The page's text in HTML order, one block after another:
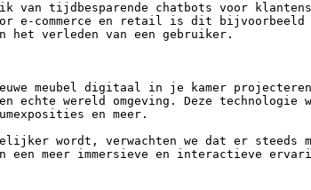
tijdbesparende chatbots voor
e-commerce en retail is dit
het verleden van een gebruiker.
meubel digitaal in je kamer
wereld omgeving. Deze technologie
en meer.
wordt, verwachten we dat er steeds
meer immersieve en interactieve